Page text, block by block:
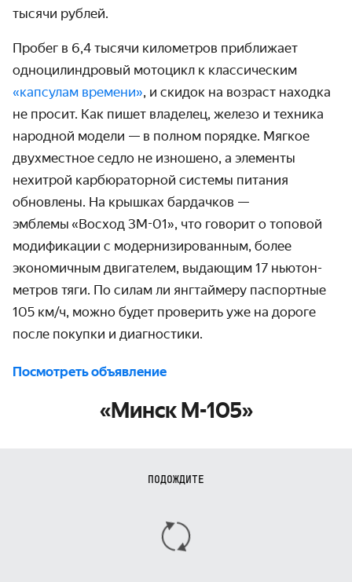
тысячи рублей.
Пробег в 6,4 тысячи километров приближает
одноцилиндровый мотоцикл к классическим
«капсулам времени», и скидок на возраст находка
не просит. Как пишет владелец, железо и техника
народной модели — в полном порядке. Мягкое
двухместное седло не изношено, а элементы
нехитрой карбюраторной системы питания
обновлены. На крышках бардачков —
эмблемы «Восход 3М-01», что говорит о топовой
модификации с модернизированным, более
экономичным двигателем, выдающим 17 ньютон-
метров тяги. По силам ли янгтаймеру паспортные
105 км/ч, можно будет проверить уже на дороге
после покупки и диагностики.
Посмотреть объявление
«Минск М-105»
ПОДОЖДИТЕ